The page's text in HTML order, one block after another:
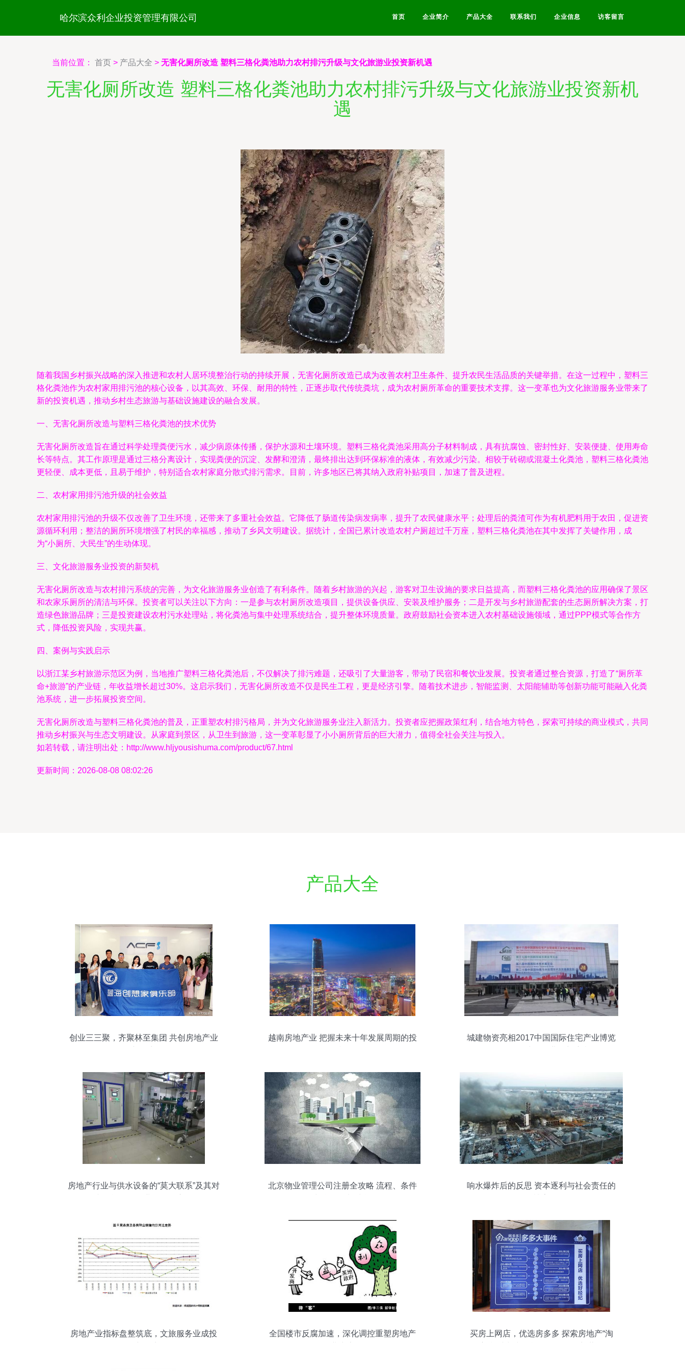
哈尔滨众利企业投资管理有限公司 首页 企业简介 产品大全 联系我们 企业信息 访客留言
当前位置： 首页 > 产品大全 > 无害化厕所改造 塑料三格化粪池助力农村排污升级与文化旅游业投资新机遇
无害化厕所改造 塑料三格化粪池助力农村排污升级与文化旅游业投资新机
遇
随着我国乡村振兴战略的深入推进和农村人居环境整治行动的持续开展，无害化厕所改造已成为改善农村卫生条件、提升农民生活品质的关键举措。在这一过程中，塑料三
格化粪池作为农村家用排污池的核心设备，以其高效、环保、耐用的特性，正逐步取代传统粪坑，成为农村厕所革命的重要技术支撑。这一变革也为文化旅游服务业带来了
新的投资机遇，推动乡村生态旅游与基础设施建设的融合发展。
一、无害化厕所改造与塑料三格化粪池的技术优势
无害化厕所改造旨在通过科学处理粪便污水，减少病原体传播，保护水源和土壤环境。塑料三格化粪池采用高分子材料制成，具有抗腐蚀、密封性好、安装便捷、使用寿命
长等特点。其工作原理是通过三格分离设计，实现粪便的沉淀、发酵和澄清，最终排出达到环保标准的液体，有效减少污染。相较于砖砌或混凝土化粪池，塑料三格化粪池
更轻便、成本更低，且易于维护，特别适合农村家庭分散式排污需求。目前，许多地区已将其纳入政府补贴项目，加速了普及进程。
二、农村家用排污池升级的社会效益
农村家用排污池的升级不仅改善了卫生环境，还带来了多重社会效益。它降低了肠道传染病发病率，提升了农民健康水平；处理后的粪渣可作为有机肥料用于农田，促进资
源循环利用；整洁的厕所环境增强了村民的幸福感，推动了乡风文明建设。据统计，全国已累计改造农村户厕超过千万座，塑料三格化粪池在其中发挥了关键作用，成
为“小厕所、大民生”的生动体现。
三、文化旅游服务业投资的新契机
无害化厕所改造与农村排污系统的完善，为文化旅游服务业创造了有利条件。随着乡村旅游的兴起，游客对卫生设施的要求日益提高，而塑料三格化粪池的应用确保了景区
和农家乐厕所的清洁与环保。投资者可以关注以下方向：一是参与农村厕所改造项目，提供设备供应、安装及维护服务；二是开发与乡村旅游配套的生态厕所解决方案，打
造绿色旅游品牌；三是投资建设农村污水处理站，将化粪池与集中处理系统结合，提升整体环境质量。政府鼓励社会资本进入农村基础设施领域，通过PPP模式等合作方
式，降低投资风险，实现共赢。
四、案例与实践启示
以浙江某乡村旅游示范区为例，当地推广塑料三格化粪池后，不仅解决了排污难题，还吸引了大量游客，带动了民宿和餐饮业发展。投资者通过整合资源，打造了“厕所革
命+旅游”的产业链，年收益增长超过30%。这启示我们，无害化厕所改造不仅是民生工程，更是经济引擎。随着技术进步，智能监测、太阳能辅助等创新功能可能融入化粪
池系统，进一步拓展投资空间。
无害化厕所改造与塑料三格化粪池的普及，正重塑农村排污格局，并为文化旅游服务业注入新活力。投资者应把握政策红利，结合地方特色，探索可持续的商业模式，共同
推动乡村振兴与生态文明建设。从家庭到景区，从卫生到旅游，这一变革彰显了小小厕所背后的巨大潜力，值得全社会关注与投入。
如若转载，请注明出处：http://www.hljyousishuma.com/product/67.html
更新时间：2026-08-08 08:02:26
产品大全
创业三三聚，齐聚林至集团 共创房地产业
越南房地产业 把握未来十年发展周期的投
城建物资亮相2017中国国际住宅产业博览
房地产行业与供水设备的“莫大联系”及其对
北京物业管理公司注册全攻略 流程、条件
响水爆炸后的反思 资本逐利与社会责任的
房地产业指标盘整筑底，文旅服务业成投
全国楼市反腐加速，深化调控重塑房地产
买房上网店，优选房多多 探索房地产“淘